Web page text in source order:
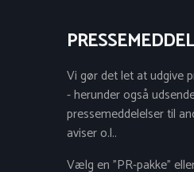
Vi gør det let at udgive
- herunder også
pressemeddelelser til
aviser o.l..
Vælg en "PR-pakke"